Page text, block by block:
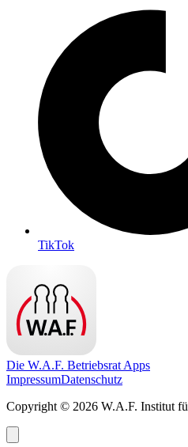
TikTok
Die W.A.F. Betriebsrat Apps
ImpressumDatenschutz
Copyright © 2026 W.A.F. Institut